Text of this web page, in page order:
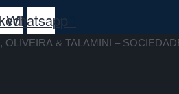
Whatsapp
& TALAMINI –